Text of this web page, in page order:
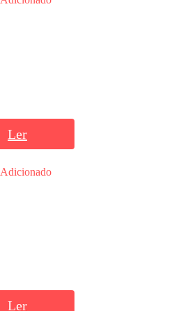
Ler
Adicionado
Ler